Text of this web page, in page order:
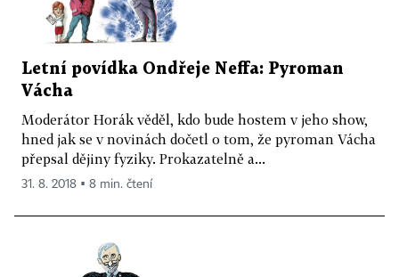
Letní povídka Ondřeje Neffa: Pyroman
Vácha
Moderátor Horák věděl, kdo bude hostem v jeho show,
hned jak se v novinách dočetl o tom, že pyroman Vácha
přepsal dějiny fyziky. Prokazatelně a...
31. 8. 2018 ▪ 8 min. čtení